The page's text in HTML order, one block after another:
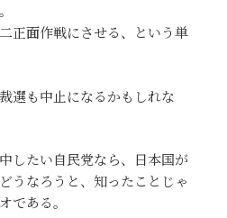
正面作戦にさせる、という単
選も中止になるかもしれな
したい自民党なら、日本国が
うなろうと、知ったことじゃ
である。